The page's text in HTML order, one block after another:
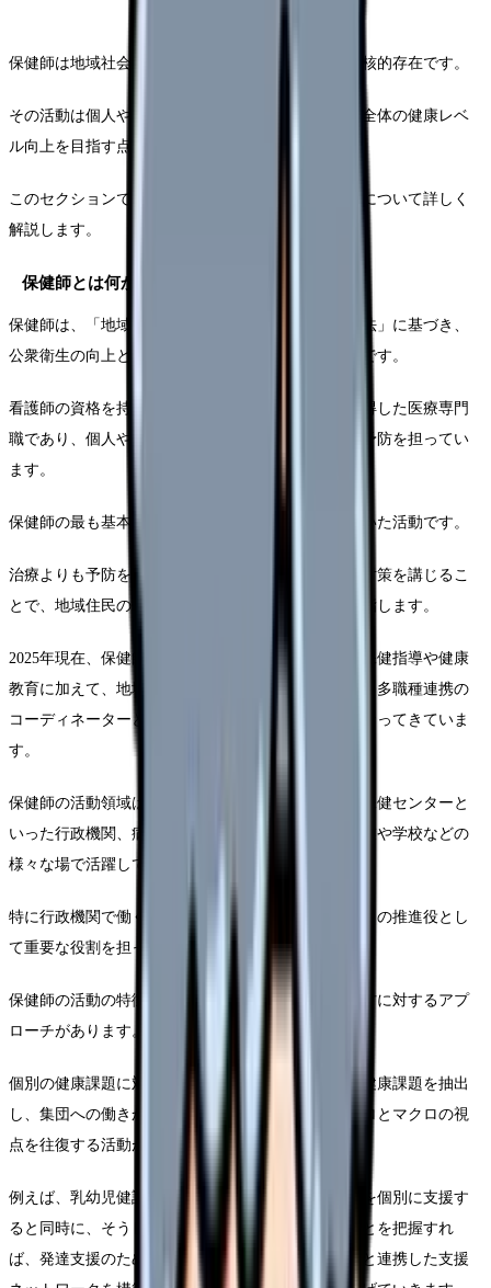
保健師は地域社会の健康を守り、増進するための中核的存在です。
その活動は個人や家族への支援にとどまらず、地域全体の健康レベ
ル向上を目指す点が特徴的です。
このセクションでは、保健師の基本的な役割と使命について詳しく
解説します。
保健師とは何か：定義と基本的役割
保健師は、「地域保健法」や「保健師助産師看護師法」に基づき、
公衆衛生の向上と増進を目的として活動する専門職です。
看護師の資格を持ち、さらに保健師の国家資格を取得した医療専門
職であり、個人や家族、地域全体の健康管理と疾病予防を担ってい
ます。
保健師の最も基本的な役割は、「予防」に重点を置いた活動です。
治療よりも予防を優先し、健康問題が発生する前に対策を講じるこ
とで、地域住民の健康を維持・向上させることを目指します。
2025年現在、保健師の役割はさらに拡大し、従来の保健指導や健康
教育に加えて、地域の健康課題に対する政策立案や、多職種連携の
コーディネーターとしての機能も重視されるようになってきていま
す。
保健師の活動領域は非常に幅広く、保健所や市町村保健センターと
いった行政機関、病院や診療所などの医療機関、企業や学校などの
様々な場で活躍しています。
特に行政機関で働く保健師は、地域全体の健康づくりの推進役とし
て重要な役割を担っています。
保健師の活動の特徴として、「個」と「集団」の両方に対するアプ
ローチがあります。
個別の健康課題に対応しながらも、そこから地域の健康課題を抽出
し、集団への働きかけにつなげていくという、ミクロとマクロの視
点を往復する活動が保健師の専門性です。
例えば、乳幼児健診で発達の遅れが気になる子どもを個別に支援す
ると同時に、そうした子どもが地域で増えていることを把握すれ
ば、発達支援のための教室を企画したり、関連機関と連携した支援